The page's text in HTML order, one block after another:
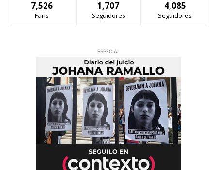
7,526
Fans
1,707
Seguidores
4,085
Seguidores
ESPECIAL